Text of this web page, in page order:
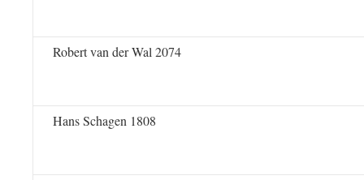
Robert van der Wal 2074
Hans Schagen 1808